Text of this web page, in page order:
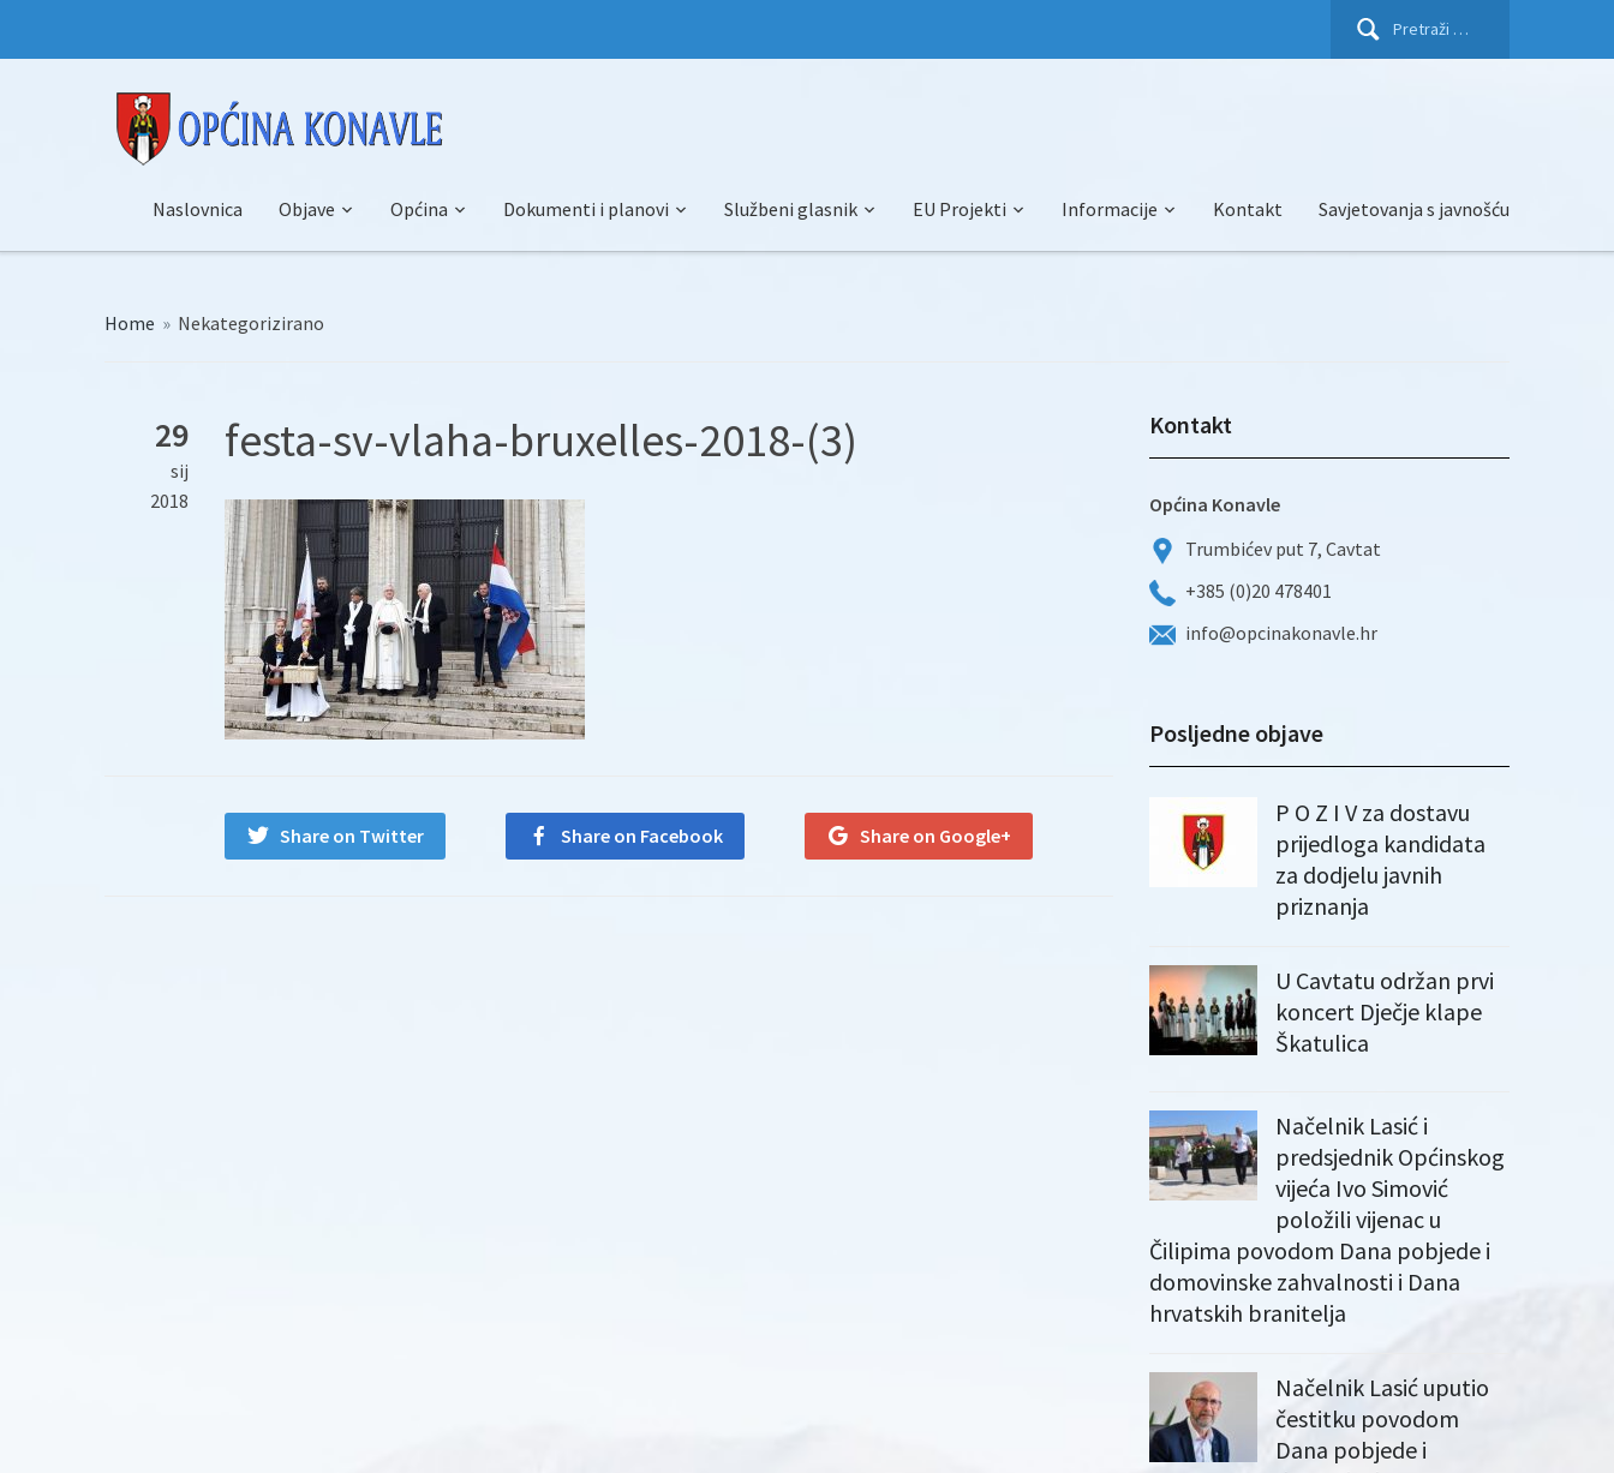
Pretraži:
Naslovnica Objave Općina Dokumenti i planovi Službeni glasnik EU Projekti Informacije Kontakt Savjetovanja s javnošću
Home » Nekategorizirano
29
sij
2018
festa-sv-vlaha-bruxelles-2018-(3)
Share on Twitter Share on Facebook Share on Google+
Kontakt
Općina Konavle
Trumbićev put 7, Cavtat
+385 (0)20 478401
info@opcinakonavle.hr
Posljedne objave
P O Z I V za dostavu
prijedloga kandidata
za dodjelu javnih
priznanja
U Cavtatu održan prvi
koncert Dječje klape
Škatulica
Načelnik Lasić i
predsjednik Općinskog
vijeća Ivo Simović
položili vijenac u
Čilipima povodom Dana pobjede i
domovinske zahvalnosti i Dana
hrvatskih branitelja
Načelnik Lasić uputio
čestitku povodom
Dana pobjede i